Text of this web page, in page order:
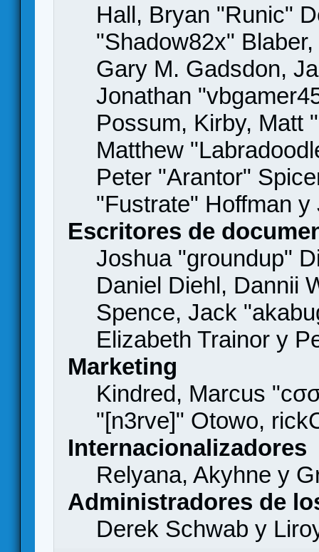
Hall, Bryan "Runic"
"Shadow82x"
Gary M. Gadsdon,
Jonathan
Possum, Kirby, Matt
Matthew
Peter "Arantor"
"Fustrate" Hoffman
Escritores de
Joshua "groundup"
Daniel Diehl, Dannii
Spence, Jack
Elizabeth Trainor y
Marketing
Kindred, Marcus
"[n3rve]" Otowo,
Internacionalizadores
Relyana, Akyhne y
Administradores de
Derek Schwab y